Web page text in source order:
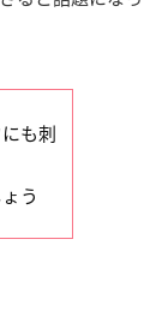
も刺
う